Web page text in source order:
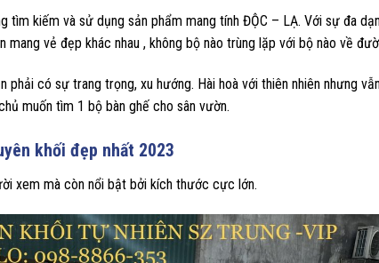
tìm kiếm và sử dụng sản phẩm mang tính ĐỘC – LẠ. Với sự đa
vẻ đẹp khác nhau , không bộ nào trùng lặp với bộ nào về
phải có sự trang trọng, xu hướng. Hài hoà với thiên nhiên nhưng
muốn tìm 1 bộ bàn ghế cho sân vườn.
khối đẹp nhất 2023
xem mà còn nổi bật bởi kích thước cực lớn.